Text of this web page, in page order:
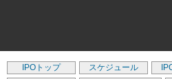
IPOトップ スケジュール